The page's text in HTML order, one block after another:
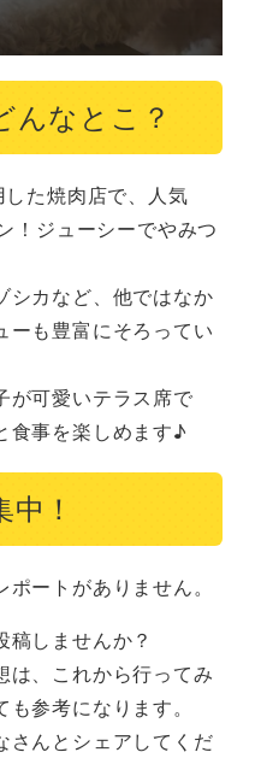
んなとこ？
た焼肉店で、人気
！ジューシーでやみつ
シカなど、他ではなか
ーも豊富にそろってい
が可愛いテラス席で
食事を楽しめます♪
！
ートがありません。
稿しませんか？
は、これから行ってみ
参考になります。
さんとシェアしてくだ